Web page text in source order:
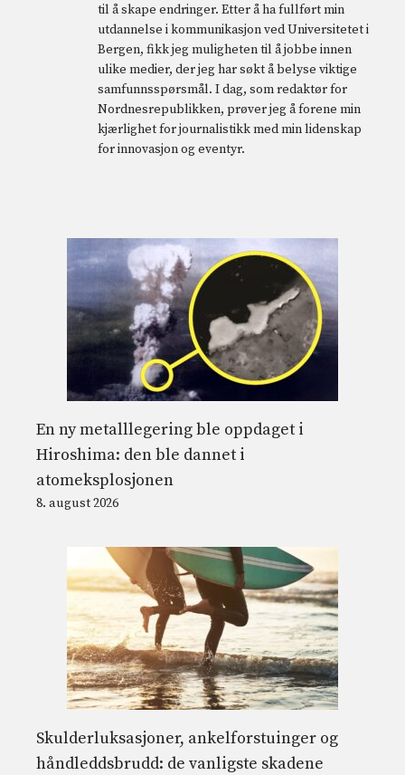
til å skape endringer. Etter å ha fullført min
utdannelse i kommunikasjon ved Universitetet i
Bergen, fikk jeg muligheten til å jobbe innen
ulike medier, der jeg har søkt å belyse viktige
samfunnsspørsmål. I dag, som redaktør for
Nordnesrepublikken, prøver jeg å forene min
kjærlighet for journalistikk med min lidenskap
for innovasjon og eventyr.
En ny metalllegering ble oppdaget i
Hiroshima: den ble dannet i
atomeksplosjonen
8. august 2026
Skulderluksasjoner, ankelforstuinger og
håndleddsbrudd: de vanligste skadene